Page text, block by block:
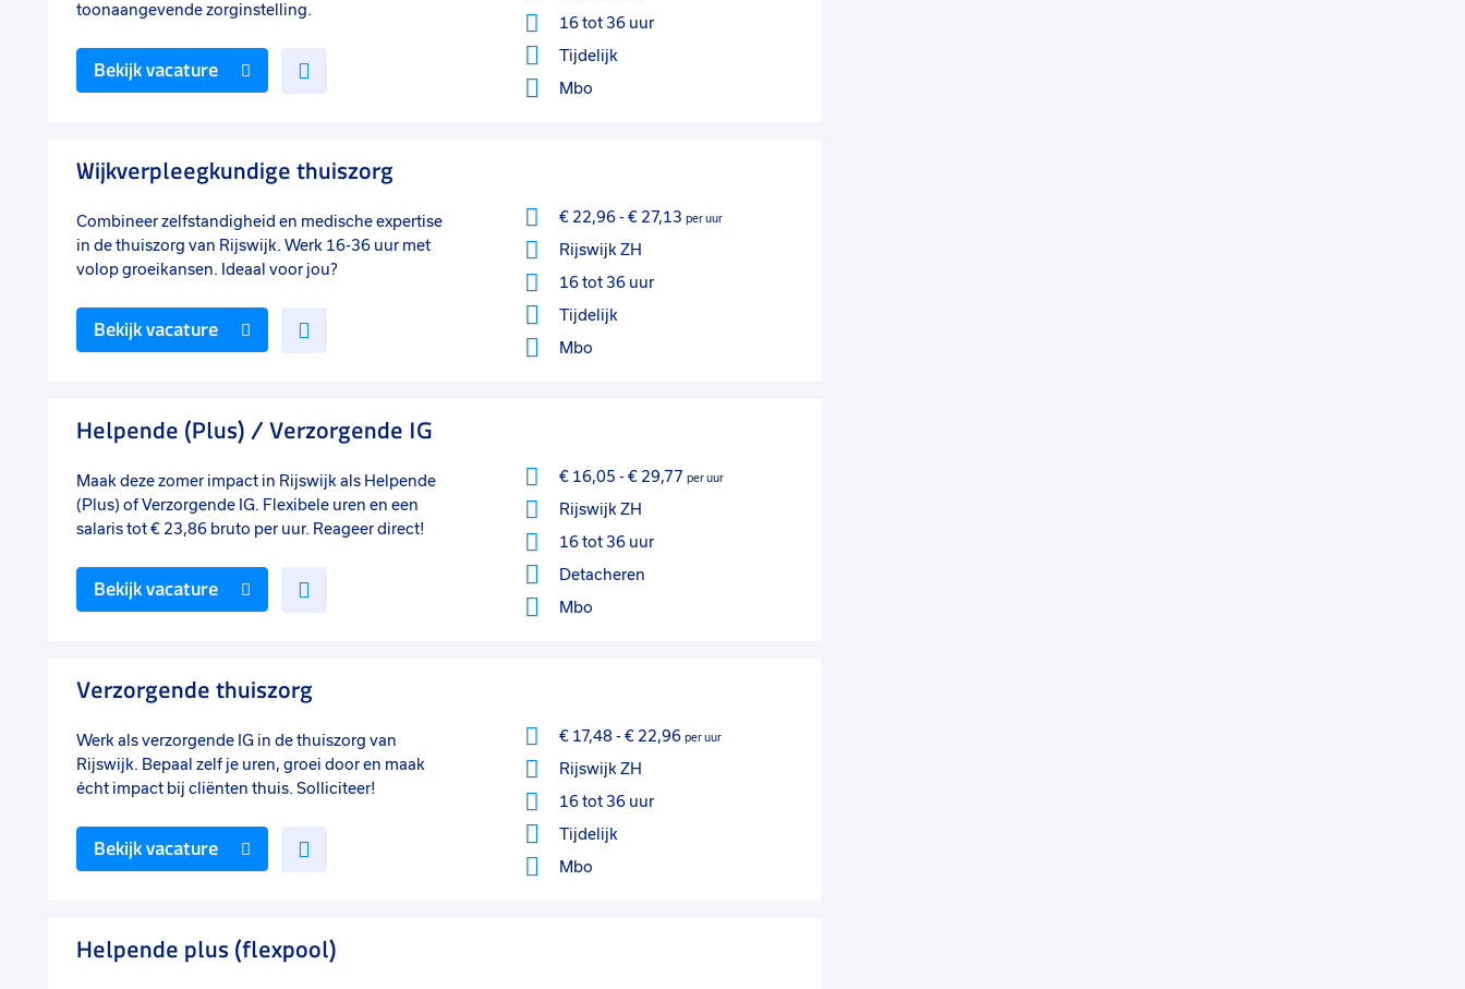
toonaangevende zorginstelling.
16 tot 36 uur
Tijdelijk
Mbo
Bekijk vacature
Wijkverpleegkundige thuiszorg
Combineer zelfstandigheid en medische expertise
in de thuiszorg van Rijswijk. Werk 16-36 uur met
volop groeikansen. Ideaal voor jou?
€ 22,96- € 27,13 per uur
Rijswijk ZH
16 tot 36 uur
Tijdelijk
Mbo
Bekijk vacature
Helpende (Plus) / Verzorgende IG
Maak deze zomer impact in Rijswijk als Helpende
(Plus) of Verzorgende IG. Flexibele uren en een
salaris tot € 23,86 bruto per uur. Reageer direct!
€ 16,05 - € 29,77 per uur
Rijswijk ZH
16 tot 36 uur
Detacheren
Mbo
Bekijk vacature
Verzorgende thuiszorg
Werk als verzorgende IG in de thuiszorg van
Rijswijk. Bepaal zelf je uren, groei door en maak
écht impact bij cliënten thuis. Solliciteer!
€ 17,48 - € 22,96 per uur
Rijswijk ZH
16 tot 36 uur
Tijdelijk
Mbo
Bekijk vacature
Helpende plus (flexpool)